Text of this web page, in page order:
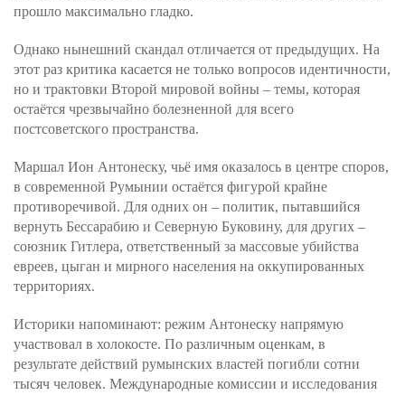
прошло максимально гладко.
Однако нынешний скандал отличается от предыдущих. На
этот раз критика касается не только вопросов идентичности,
но и трактовки Второй мировой войны – темы, которая
остаётся чрезвычайно болезненной для всего
постсоветского пространства.
Маршал Ион Антонеску, чьё имя оказалось в центре споров,
в современной Румынии остаётся фигурой крайне
противоречивой. Для одних он – политик, пытавшийся
вернуть Бессарабию и Северную Буковину, для других –
союзник Гитлера, ответственный за массовые убийства
евреев, цыган и мирного населения на оккупированных
территориях.
Историки напоминают: режим Антонеску напрямую
участвовал в холокосте. По различным оценкам, в
результате действий румынских властей погибли сотни
тысяч человек. Международные комиссии и исследования